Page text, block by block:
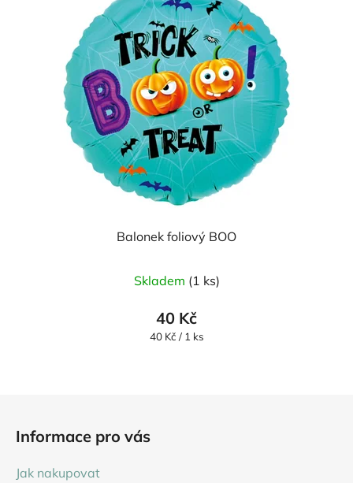
Balonek foliový BOO
Skladem (1 ks)
40 Kč
Měrná
40 Kč / 1 ks
Informace pro vás
Jak nakupovat